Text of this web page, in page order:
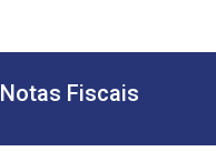
Notas Fiscais